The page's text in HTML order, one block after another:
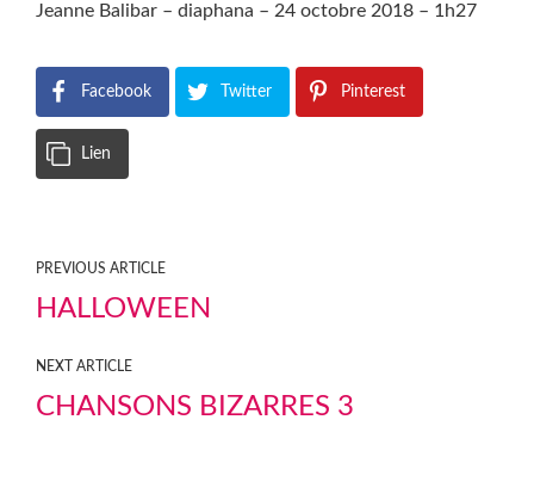
Jeanne Balibar – diaphana – 24 octobre 2018 – 1h27
Facebook Twitter Pinterest
Lien
PREVIOUS ARTICLE
HALLOWEEN
NEXT ARTICLE
CHANSONS BIZARRES 3